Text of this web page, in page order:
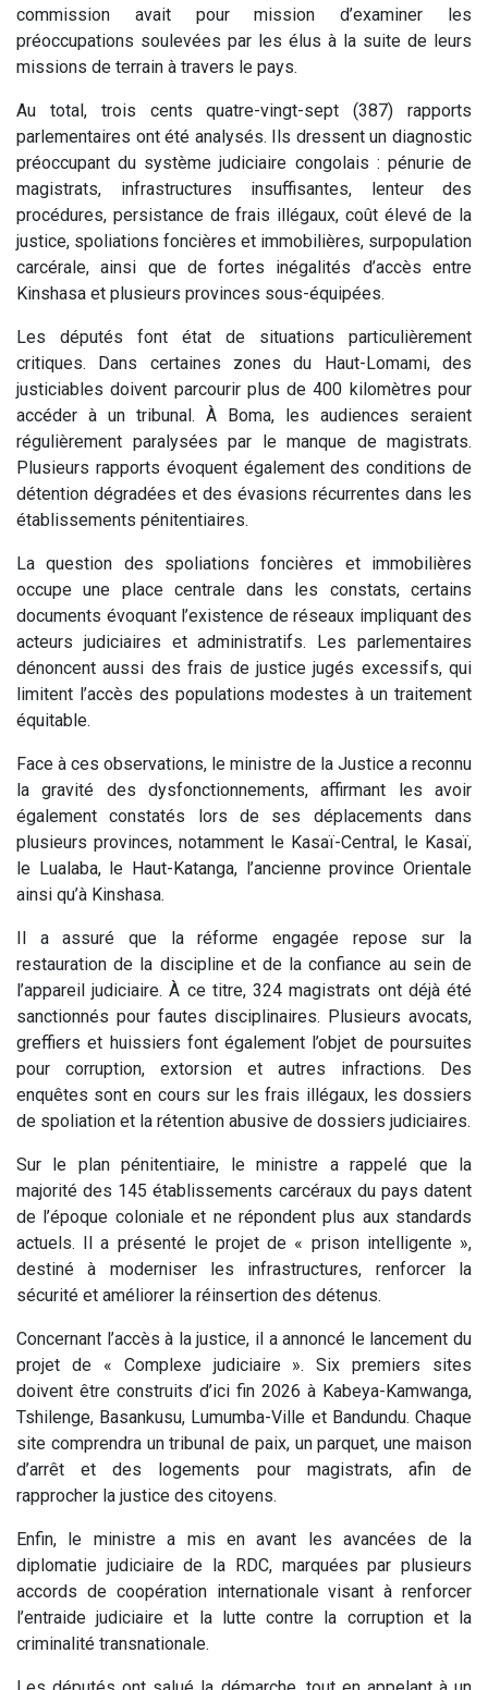
commission avait pour mission d’examiner les
préoccupations soulevées par les élus à la suite de leurs
missions de terrain à travers le pays.
Au total, trois cents quatre-vingt-sept (387) rapports
parlementaires ont été analysés. Ils dressent un diagnostic
préoccupant du système judiciaire congolais : pénurie de
magistrats, infrastructures insuffisantes, lenteur des
procédures, persistance de frais illégaux, coût élevé de la
justice, spoliations foncières et immobilières, surpopulation
carcérale, ainsi que de fortes inégalités d’accès entre
Kinshasa et plusieurs provinces sous-équipées.
Les députés font état de situations particulièrement
critiques. Dans certaines zones du Haut-Lomami, des
justiciables doivent parcourir plus de 400 kilomètres pour
accéder à un tribunal. À Boma, les audiences seraient
régulièrement paralysées par le manque de magistrats.
Plusieurs rapports évoquent également des conditions de
détention dégradées et des évasions récurrentes dans les
établissements pénitentiaires.
La question des spoliations foncières et immobilières
occupe une place centrale dans les constats, certains
documents évoquant l’existence de réseaux impliquant des
acteurs judiciaires et administratifs. Les parlementaires
dénoncent aussi des frais de justice jugés excessifs, qui
limitent l’accès des populations modestes à un traitement
équitable.
Face à ces observations, le ministre de la Justice a reconnu
la gravité des dysfonctionnements, affirmant les avoir
également constatés lors de ses déplacements dans
plusieurs provinces, notamment le Kasaï-Central, le Kasaï,
le Lualaba, le Haut-Katanga, l’ancienne province Orientale
ainsi qu’à Kinshasa.
Il a assuré que la réforme engagée repose sur la
restauration de la discipline et de la confiance au sein de
l’appareil judiciaire. À ce titre, 324 magistrats ont déjà été
sanctionnés pour fautes disciplinaires. Plusieurs avocats,
greffiers et huissiers font également l’objet de poursuites
pour corruption, extorsion et autres infractions. Des
enquêtes sont en cours sur les frais illégaux, les dossiers
de spoliation et la rétention abusive de dossiers judiciaires.
Sur le plan pénitentiaire, le ministre a rappelé que la
majorité des 145 établissements carcéraux du pays datent
de l’époque coloniale et ne répondent plus aux standards
actuels. Il a présenté le projet de « prison intelligente »,
destiné à moderniser les infrastructures, renforcer la
sécurité et améliorer la réinsertion des détenus.
Concernant l’accès à la justice, il a annoncé le lancement du
projet de « Complexe judiciaire ». Six premiers sites
doivent être construits d’ici fin 2026 à Kabeya-Kamwanga,
Tshilenge, Basankusu, Lumumba-Ville et Bandundu. Chaque
site comprendra un tribunal de paix, un parquet, une maison
d’arrêt et des logements pour magistrats, afin de
rapprocher la justice des citoyens.
Enfin, le ministre a mis en avant les avancées de la
diplomatie judiciaire de la RDC, marquées par plusieurs
accords de coopération internationale visant à renforcer
l’entraide judiciaire et la lutte contre la corruption et la
criminalité transnationale.